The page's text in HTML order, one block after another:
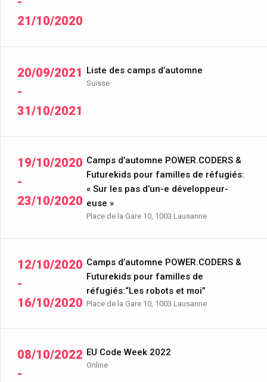
21/10/2020
20/09/2021
-
31/10/2021
Liste des camps d’automne
Suisse
19/10/2020
-
23/10/2020
Camps d’automne POWER.CODERS &
Futurekids pour familles de réfugiés:
« Sur les pas d’un-e développeur-
euse »
Place de la Gare 10, 1003 Lausanne
12/10/2020
-
16/10/2020
Camps d’automne POWER.CODERS &
Futurekids pour familles de
réfugiés:“Les robots et moi”
Place de la Gare 10, 1003 Lausanne
08/10/2022
-
EU Code Week 2022
Online